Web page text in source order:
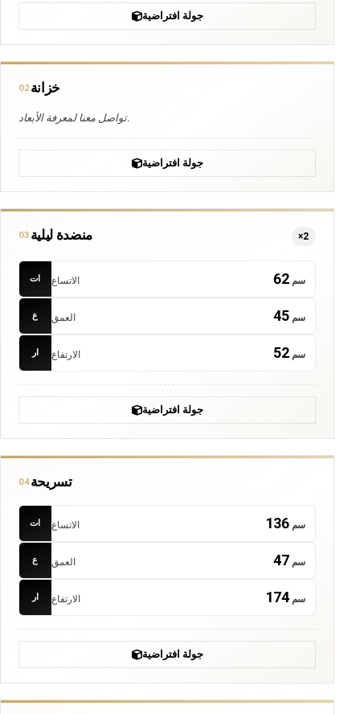
جولة افتراضية
02 خزانة
تواصل معنا لمعرفة الأبعاد.
جولة افتراضية
03 منضدة ليلية ×2
ات الاتساع 62 سم
ع العمق 45 سم
ار الارتفاع 52 سم
جولة افتراضية
04تسريحة
ات الاتساع 136 سم
ع العمق 47 سم
ار الارتفاع 174 سم
جولة افتراضية